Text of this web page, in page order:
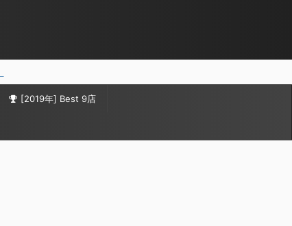
[2019年] Best 9店